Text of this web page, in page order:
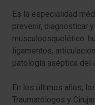
Es la especialidad
prevenir, diagnosticar
musculoesquelético:
ligamentos,
patología aséptica del
En los últimos años,
Traumatólogos y